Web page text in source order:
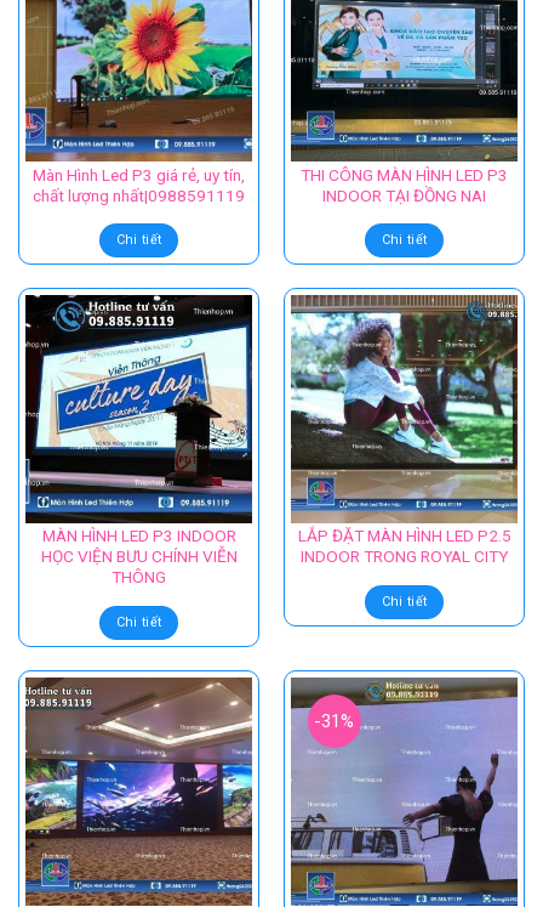
Màn Hình Led P3 giá rẻ, uy tín,
chất lượng nhất|0988591119
Chi tiết
THI CÔNG MÀN HÌNH LED P3
INDOOR TẠI ĐỒNG NAI
Chi tiết
MÀN HÌNH LED P3 INDOOR
HỌC VIỆN BƯU CHÍNH VIỄN
THÔNG
Chi tiết
LẮP ĐẶT MÀN HÌNH LED P2.5
INDOOR TRONG ROYAL CITY
Chi tiết
-31%